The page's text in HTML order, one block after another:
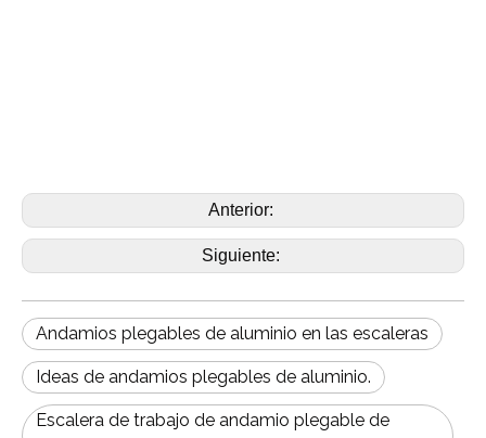
Anterior:
Siguiente:
Andamios plegables de aluminio en las escaleras
Ideas de andamios plegables de aluminio.
Escalera de trabajo de andamio plegable de